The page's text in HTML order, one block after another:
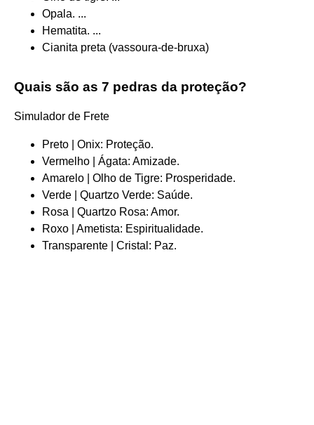
Opala. ...
Hematita. ...
Cianita preta (vassoura-de-bruxa)
Quais são as 7 pedras da proteção?
Simulador de Frete
Preto | Onix: Proteção.
Vermelho | Ágata: Amizade.
Amarelo | Olho de Tigre: Prosperidade.
Verde | Quartzo Verde: Saúde.
Rosa | Quartzo Rosa: Amor.
Roxo | Ametista: Espiritualidade.
Transparente | Cristal: Paz.